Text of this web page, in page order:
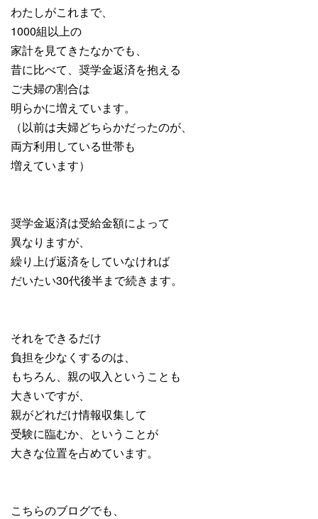
わたしがこれまで、
1000組以上の
家計を見てきたなかでも、
昔に比べて、奨学金返済を抱える
ご夫婦の割合は
明らかに増えています。
（以前は夫婦どちらかだったのが、
両方利用している世帯も
増えています）
奨学金返済は受給金額によって
異なりますが、
繰り上げ返済をしていなければ
だいたい30代後半まで続きます。
それをできるだけ
負担を少なくするのは、
もちろん、親の収入ということも
大きいですが、
親がどれだけ情報収集して
受験に臨むか、ということが
大きな位置を占めています。
こちらのブログでも、